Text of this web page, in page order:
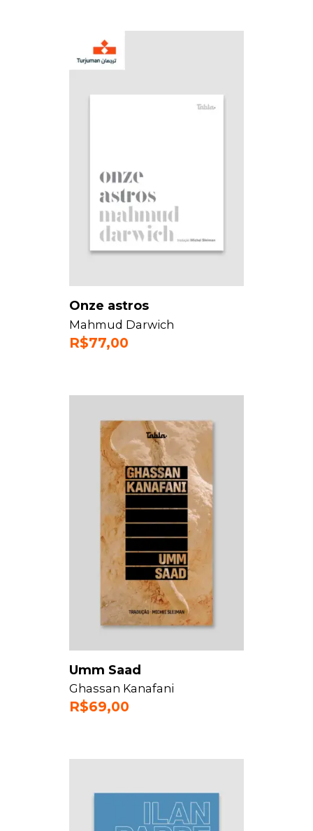
Onze astros
Mahmud Darwich
R$77,00
Umm Saad
Ghassan Kanafani
R$69,00